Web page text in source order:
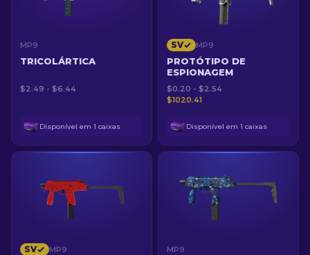
MP9
TRICOLÁRTICA
$2.49 - $6.44
Disponível em 1 caixas
SV MP9
PROTÓTIPO DE
ESPIONAGEM
$0.20 - $2.54
$1020.41
Disponível em 1 caixas
SV MP9 MP9